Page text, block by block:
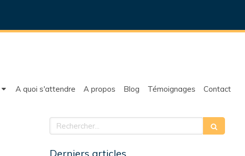
A quoi s'attendre A propos Blog Témoignages Contact
Rechercher
Derniers articles